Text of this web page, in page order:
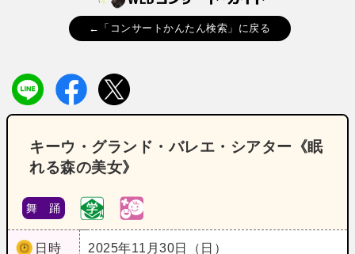
←「コンサートかんたん検索」に戻る
キーウ・グランド・バレエ・シアター《眠
れる森の美女》
舞 踊
日時
2025年11月30日（日）